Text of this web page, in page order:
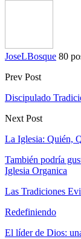
JoseLBosque 80
Prev Post
Discipulado
Next Post
La Iglesia: Quién,
También podría
Iglesia Organica
Las Tradiciones
Redefiniendo
El líder de Dios: